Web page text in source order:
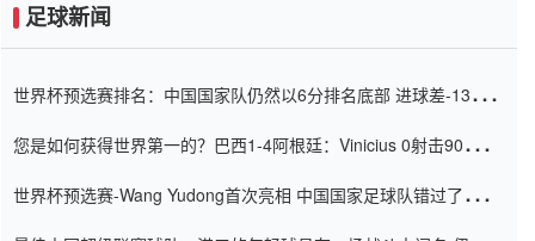
足球新闻
世界杯预选赛排名：中国国家队仍然以6分排名底部 进球差-13令人
您是如何获得世界第一的？巴西1-4阿根廷：Vinicius 0射击90分钟
世界杯预选赛-Wang Yudong首次亮相 中国国家足球队错过了世界